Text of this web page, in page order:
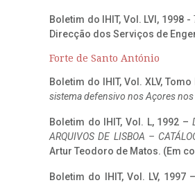
Boletim do IHIT, Vol. LVI, 1998 -
Direcção dos Serviços de
Forte de Santo António
Boletim do IHIT, Vol. XLV, Tomo
sistema defensivo nos Açores
Boletim do IHIT, Vol. L, 1992 –
ARQUIVOS DE LISBOA –
Artur Teodoro de Matos. (Em
Boletim do IHIT, Vol. LV, 1997